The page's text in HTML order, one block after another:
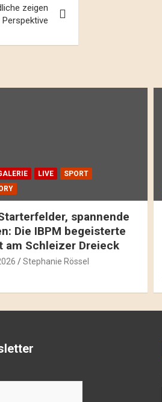
zeigen
LIVE
SPORT
spannende
Die IBPM begeisterte
am Schleizer Dreieck
Stephanie Rössel